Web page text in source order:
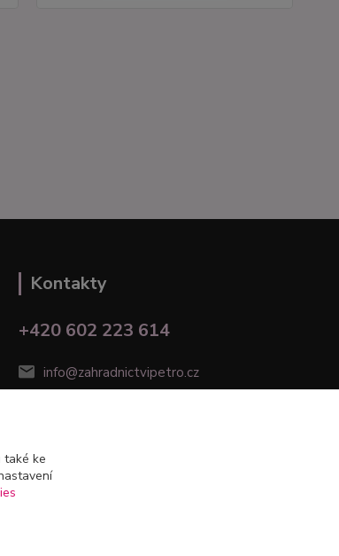
Kontakty
+420 602 223 614
info@zahradnictvipetro.cz
také ke